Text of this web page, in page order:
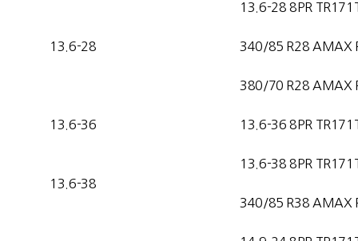
13.6-28
13.6-28 8PR
340/85 R28 AMAX
380/70 R28 AMAX
13.6-36 13.6-36 8PR
13.6-38
13.6-38 8PR
340/85 R38 AMAX